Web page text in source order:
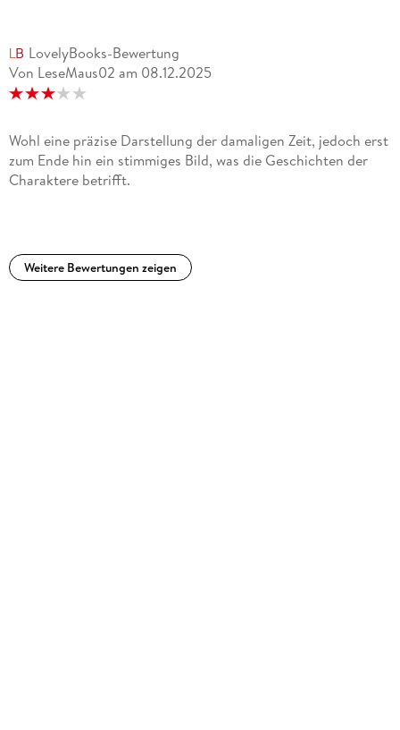
Klimas der Adenauer-Republik gelten:
Tauben im Gras, Das Treibhaus
und
Der Tod in Rom
Nach Rußland und anderswohin, Amerikafahrt
LovelyBooks-Bewertung
Von LeseMaus02 am 08.12.2025
Wohl eine präzise Darstellung der damaligen Zeit, jedoch erst
zum Ende hin ein stimmiges Bild, was die Geschichten der
Charaktere betrifft.
Weitere Bewertungen zeigen